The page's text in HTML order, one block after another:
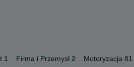
1 Firma i Przemysł 2 Motoryzacja 81